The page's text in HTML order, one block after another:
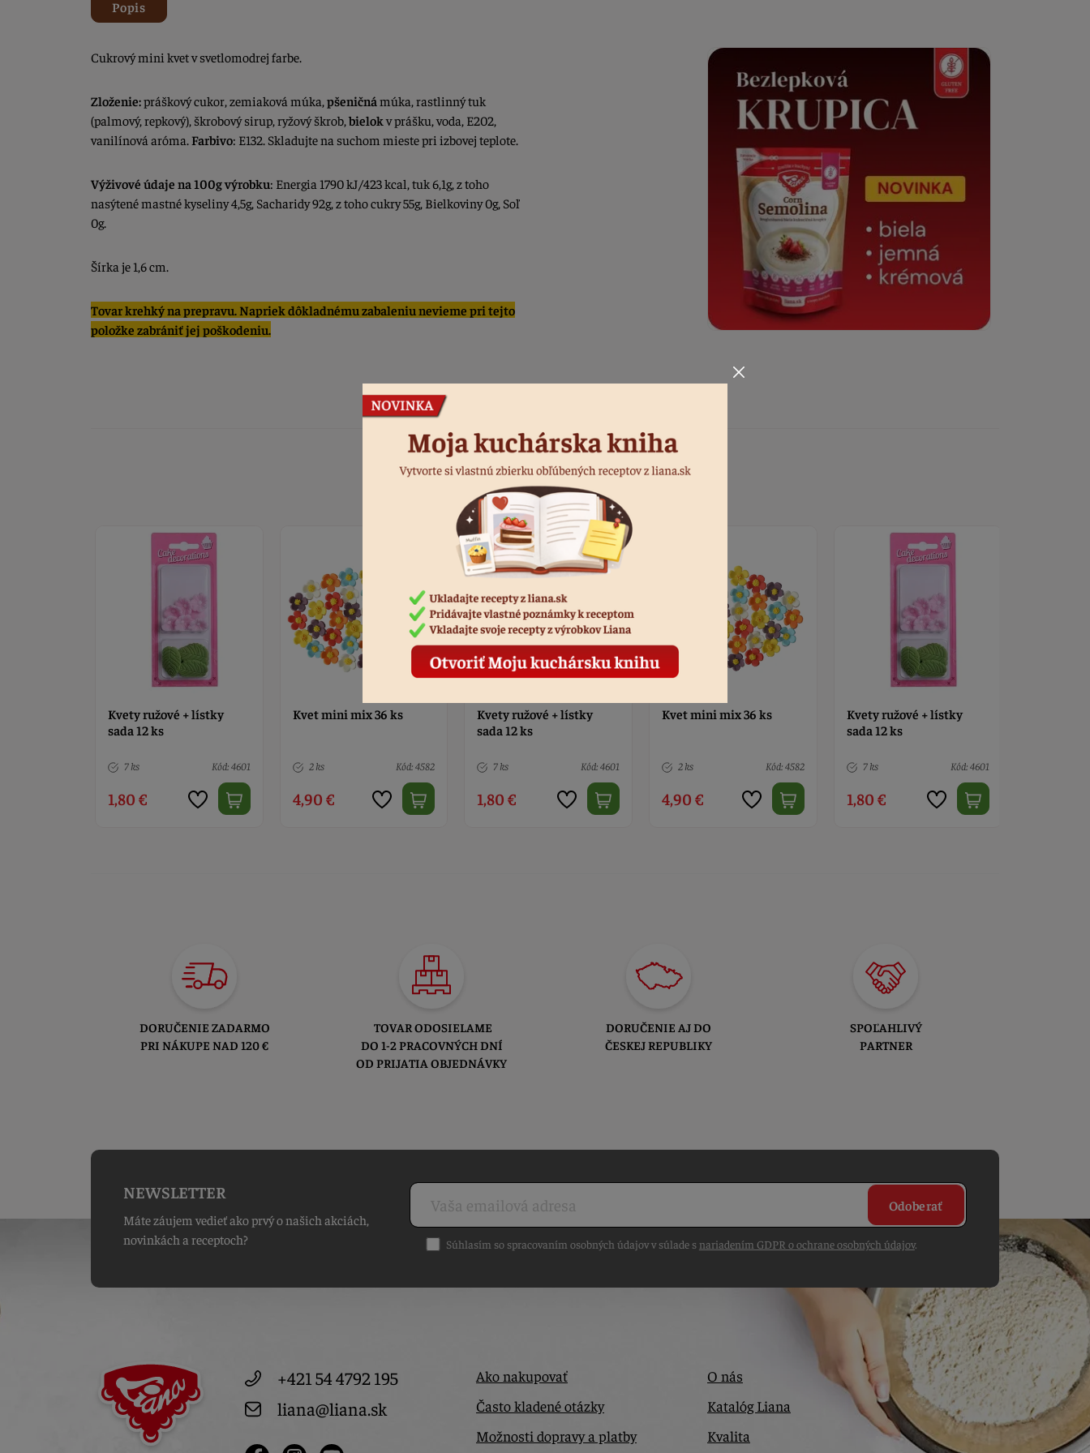
Popis
Cukrový mini kvet v svetlomodrej farbe.
Zloženie:práškový cukor, zemiaková múka, pšeničná múka, rastlinný tuk
(palmový, repkový), škrobový sirup, ryžový škrob, bielokv prášku, voda, E202,
vanilínová aróma. Farbivo: E132. Skladujte na suchom mieste pri izbovej teplote.
Výživové údaje na 100g výrobku: Energia 1790 kJ/423 kcal, tuk 6,1g, z toho
nasýtené mastné kyseliny 4,5g, Sacharidy 92g, z toho cukry 55g, Bielkoviny 0g, Soľ
0g.
Šírka je 1,6 cm.
Tovar krehký na prepravu. Napriek dôkladnému zabaleniu nevieme pri tejto
položke zabrániť jej poškodeniu.
Podobné produkty
Kvet mini mix 36 ks
2 ks Kód: 4582
4,90 €
Kvety ružové + lístky
7 ks Kód: 4601
1,80 €
Kvet mini mix 36 ks
2 ks Kód: 4582
4,90 €
Kvety ružové + lístky
7 ks Kód: 4601
1,80 €
Kvet mini mix 36 ks
2 ks Kód: 4582
4,90 €
DORUČENIE ZADARMO
PRI NÁKUPE NAD 120 €
TOVAR ODOSIELAME
DO 1-2 PRACOVNÝCH DNÍ
OD PRIJATIA OBJEDNÁVKY
DORUČENIE AJ DO
ČESKEJ REPUBLIKY
SPOĽAHLIVÝ
PARTNER
NEWSLETTER
Máte záujem vedieť ako prvý o našich akciách,
novinkách a receptoch?
Odoberať
Súhlasím so spracovaním osobných údajov v súlade snariadením GDPR o ochrane osobných údajov.
+421 54 4792 195
liana@liana.sk
Ako nakupovať
Často kladené otázky
Možnosti dopravy a platby
O nás
Katalóg Liana
Kvalita